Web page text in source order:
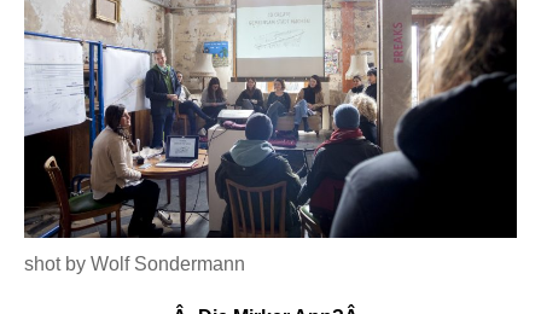
shot by Wolf Sondermann